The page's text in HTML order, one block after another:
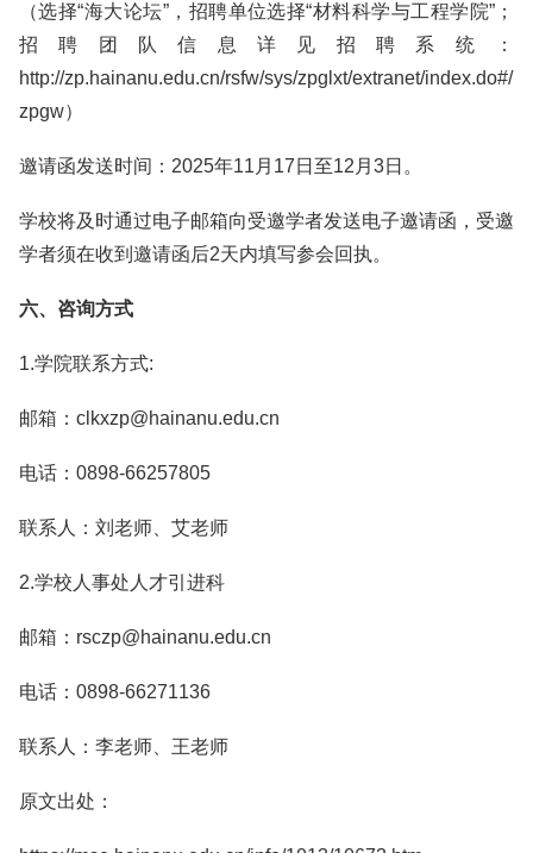
（选择“海大论坛”，招聘单位选择“材料科学与工程学院”；
招聘团队信息详见招聘系统：
http://zp.hainanu.edu.cn/rsfw/sys/zpglxt/extranet/index.do#/
zpgw）
邀请函发送时间：2025年11月17日至12月3日。
学校将及时通过电子邮箱向受邀学者发送电子邀请函，受邀
学者须在收到邀请函后2天内填写参会回执。
六、咨询方式
1.学院联系方式:
邮箱：clkxzp@hainanu.edu.cn
电话：0898-66257805
联系人：刘老师、艾老师
2.学校人事处人才引进科
邮箱：rsczp@hainanu.edu.cn
电话：0898-66271136
联系人：李老师、王老师
原文出处：